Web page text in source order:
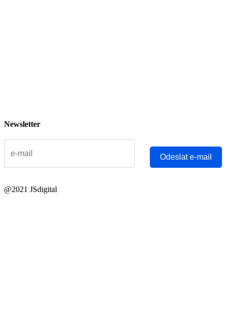
Newsletter
Odeslat e-mail
@2021 JSdigital